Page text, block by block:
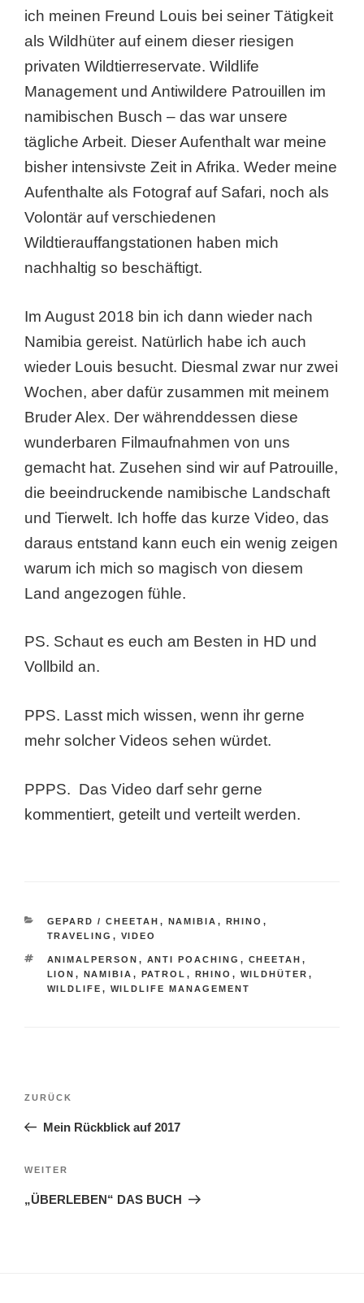
ich meinen Freund Louis bei seiner Tätigkeit
als Wildhüter auf einem dieser riesigen
privaten Wildtierreservate. Wildlife
Management und Antiwildere Patrouillen im
namibischen Busch – das war unsere
tägliche Arbeit. Dieser Aufenthalt war meine
bisher intensivste Zeit in Afrika. Weder meine
Aufenthalte als Fotograf auf Safari, noch als
Volontär auf verschiedenen
Wildtierauffangstationen haben mich
nachhaltig so beschäftigt.
Im August 2018 bin ich dann wieder nach
Namibia gereist. Natürlich habe ich auch
wieder Louis besucht. Diesmal zwar nur zwei
Wochen, aber dafür zusammen mit meinem
Bruder Alex. Der währenddessen diese
wunderbaren Filmaufnahmen von uns
gemacht hat. Zusehen sind wir auf Patrouille,
die beeindruckende namibische Landschaft
und Tierwelt. Ich hoffe das kurze Video, das
daraus entstand kann euch ein wenig zeigen
warum ich mich so magisch von diesem
Land angezogen fühle.
PS. Schaut es euch am Besten in HD und
Vollbild an.
PPS. Lasst mich wissen, wenn ihr gerne
mehr solcher Videos sehen würdet.
PPPS. Das Video darf sehr gerne
kommentiert, geteilt und verteilt werden.
KATEGORIEN
GEPARD / CHEETAH , NAMIBIA , RHINO ,
TRAVELING , VIDEO
SCHLAGWÖRTER
ANIMALPERSON , ANTI POACHING , CHEETAH ,
LION , NAMIBIA , PATROL , RHINO , WILDHÜTER ,
WILDLIFE , WILDLIFE MANAGEMENT
Beitragsnavigation
Vorheriger
Beitrag
ZURÜCK
Mein Rückblick auf 2017
Nächster
Beitrag
WEITER
„ÜBERLEBEN“ DAS BUCH